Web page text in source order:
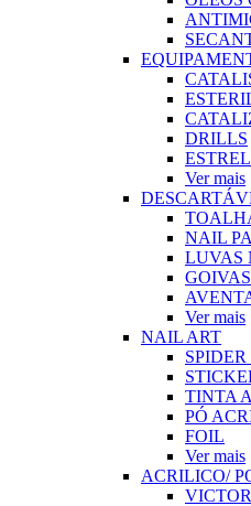
DRILLS
Ver mais
NAIL
LUVAS
GOIVAS
Ver mais
NAIL ART
TINTA
PÓ
FOIL
Ver mais
ACRILICO/